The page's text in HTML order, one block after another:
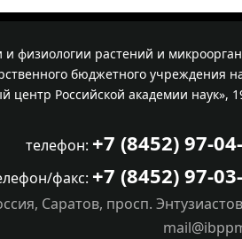
физиологии растений и
бюджетного учреждения
центр Российской академии наук»,
телефон: +7 (8452) 97-
факс: +7 (8452) 97-
Саратов, просп.